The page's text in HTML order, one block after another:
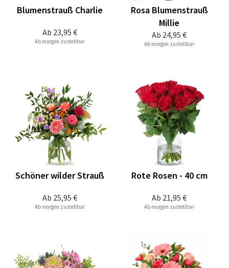
Ab 23,95 €
Blumenstrauß Charlie
Ab morgen zustellbar
Ab 24,95 €
Rosa Blumenstrauß
Millie
Ab morgen zustellbar
Ab 25,95 €
Schöner wilder Strauß
Ab morgen zustellbar
Ab 21,95 €
Rote Rosen - 40 cm
Ab morgen zustellbar